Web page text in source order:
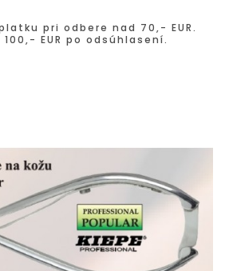
pri odbere nad 70,- EUR.
EUR po odsúhlasení.